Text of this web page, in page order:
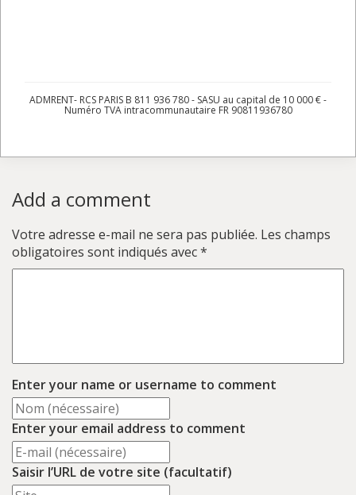
ADMRENT- RCS PARIS B 811 936 780 - SASU au capital de 10 000 € -
Numéro TVA intracommunautaire FR 90811936780
Add a comment
Votre adresse e-mail ne sera pas publiée. Les champs
obligatoires sont indiqués avec*
Enter your name or username to comment
Enter your email address to comment
Saisir l’URL de votre site (facultatif)